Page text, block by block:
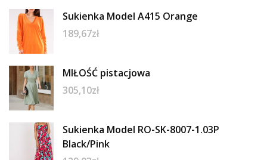
Sukienka Model A415 Orange
189,67zł
MIŁOŚĆ pistacjowa
305,10zł
Sukienka Model RO-SK-8007-1.03P
Black/Pink